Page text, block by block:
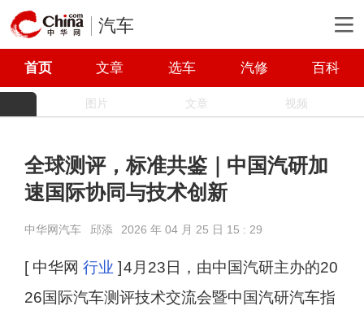
汽车
首页 文章 选车 汽修 百科
图片 文章 视频
全球测评，标准共鉴｜中国汽研加
速国际协同与技术创新
中华网汽车 邱添 2026 年 04 月 25 日 15 : 29
[ 中华网 行业 ] 4月23日，由中国汽研主办的20
26国际汽车测评技术交流会暨中国汽研汽车指